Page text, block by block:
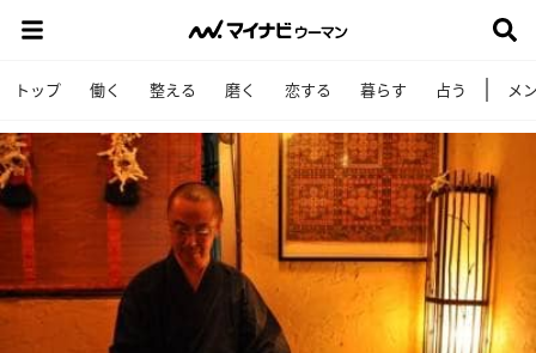
トップ 働く 整える 磨く 恋する 暮らす 占う メ